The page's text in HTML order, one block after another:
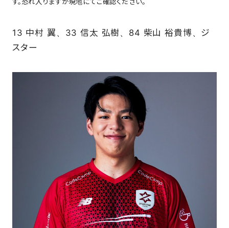
13 中村 翼、33 信太 弘樹、84 柴山 裕貴博、ジ
スター